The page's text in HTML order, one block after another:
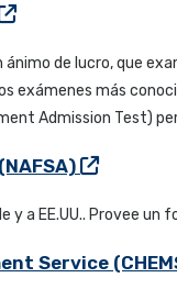
ánimo de lucro, que
más
Admission Test)
a EE.UU.. Provee
Service